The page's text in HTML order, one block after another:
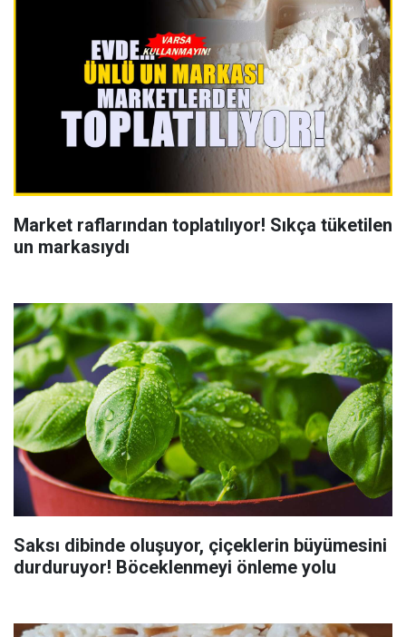
Market raflarından toplatılıyor! Sıkça tüketilen
un markasıydı
Saksı dibinde oluşuyor, çiçeklerin büyümesini
durduruyor! Böceklenmeyi önleme yolu